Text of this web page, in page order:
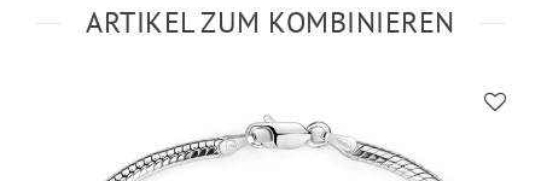
ARTIKEL ZUM KOMBINIEREN